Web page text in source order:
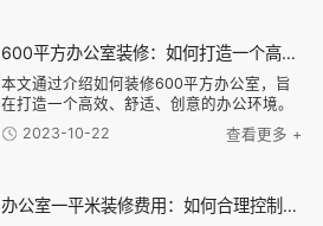
600平方办公室装修：如何打造一个高效、舒适、创意的办公环境？
本文通过介绍如何装修600平方办公室，旨
在打造一个高效、舒适、创意的办公环境。
具体包括以下几个方面：合理布局、舒适家
具、科技智能化和独特创意元素。合理布局
2023-10-22 查看更多 +
办公室一平米装修费用：如何合理控制装修成本，实现精致办公空间的经济建设